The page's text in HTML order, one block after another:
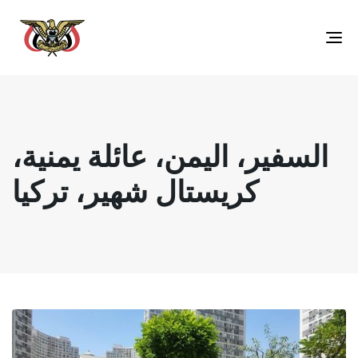
Toggle
السفير، اليمن، عائلة يمنية،
كريستال شهير، تركيا